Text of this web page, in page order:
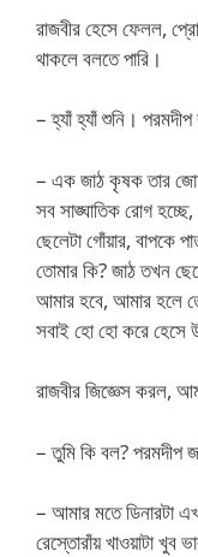
রাজবীর হেসে ফেলল,
থাকলে বলতে পারি।
– হ্যাঁ হ্যাঁ শুনি।
– এক জাঠ কৃষক তার
সব সাঙ্ঘাতিক রোগ
ছেলেটা গোঁয়ার, বাপকে
তোমার কি? জাঠ তখন
আমার হবে, আমার হলে
সবাই হো হো করে
রাজবীর জিজ্ঞেস করল,
– তুমি কি বল? পরমদীপ
– আমার মতে ডিনারটা
রেস্তোরাঁয় খাওয়াটা খুব